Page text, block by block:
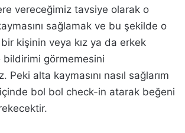
vereceğimiz tavsiye olarak o
sağlamak ve bu şekilde o
kişinin veya kız ya da erkek
bildirimi görmemesini
Peki alta kaymasını nasıl sağlarım
bol bol check-in atarak beğeni